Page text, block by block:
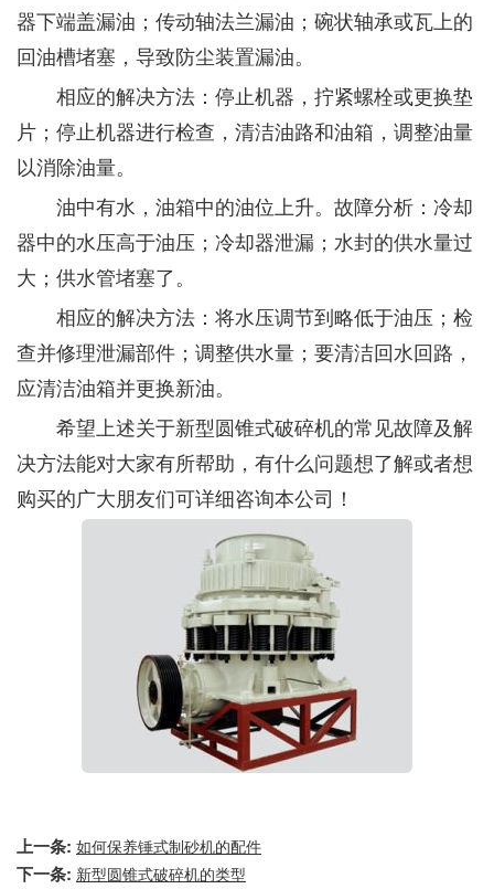
器下端盖漏油；传动轴法兰漏油；碗状轴承或瓦上的
回油槽堵塞，导致防尘装置漏油。
相应的解决方法：停止机器，拧紧螺栓或更换垫
片；停止机器进行检查，清洁油路和油箱，调整油量
以消除油量。
油中有水，油箱中的油位上升。故障分析：冷却
器中的水压高于油压；冷却器泄漏；水封的供水量过
大；供水管堵塞了。
相应的解决方法：将水压调节到略低于油压；检
查并修理泄漏部件；调整供水量；要清洁回水回路，
应清洁油箱并更换新油。
希望上述关于新型圆锥式破碎机的常见故障及解
决方法能对大家有所帮助，有什么问题想了解或者想
购买的广大朋友们可详细咨询本公司！
上一条: 如何保养锤式制砂机的配件
下一条: 新型圆锥式破碎机的类型